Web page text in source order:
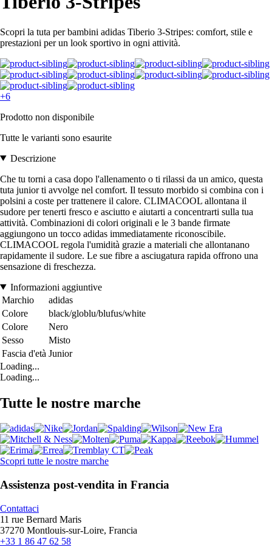
Scopri la tuta per bambini adidas Tiberio 3-Stripes: comfort, stile e
prestazioni per un look sportivo in ogni attività.
+6
Prodotto non disponibile
Tutte le varianti sono esaurite
Descrizione
Che tu torni a casa dopo l'allenamento o ti rilassi da un amico, questa
tuta junior ti avvolge nel comfort. Il tessuto morbido si combina con i
polsini a coste per trattenere il calore. CLIMACOOL allontana il
sudore per tenerti fresco e asciutto e aiutarti a concentrarti sulla tua
attività. Combinazioni di colori originali e le 3 bande firmate
aggiungono un tocco adidas immediatamente riconoscibile.
CLIMACOOL regola l'umidità grazie a materiali che allontanano
rapidamente il sudore. Le sue fibre a asciugatura rapida offrono una
sensazione di freschezza.
Informazioni aggiuntive
Marchio
adidas
Colore
black/globlu/blufus/white
Colore
Nero
Sesso
Misto
Fascia d'età Junior
Loading...
Loading...
Tutte le nostre marche
Scopri tutte le nostre marche
Assistenza post-vendita in Francia
Contattaci
11 rue Bernard Maris
37270 Montlouis-sur-Loire, Francia
+33 1 86 47 62 58